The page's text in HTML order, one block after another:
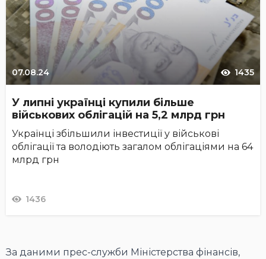
07.08.24 1435
У липні українці купили більше
військових облігацій на 5,2 млрд грн
Українці збільшили інвестиції у військові
облігації та володіють загалом облігаціями на 64
млрд грн
1436
За даними прес-служби Міністерства фінансів,